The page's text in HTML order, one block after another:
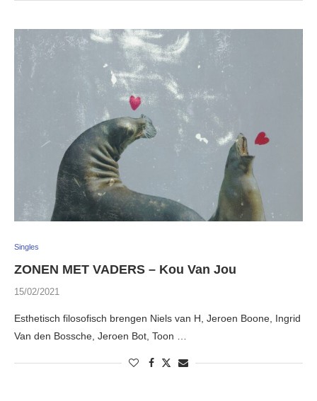
Singles
ZONEN MET VADERS – Kou Van Jou
15/02/2021
Esthetisch filosofisch brengen Niels van H, Jeroen Boone, Ingrid
Van den Bossche, Jeroen Bot, Toon …